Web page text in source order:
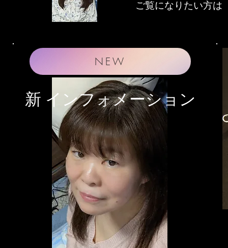
ご覧になりたい方
NEW
​新 インフォメーション